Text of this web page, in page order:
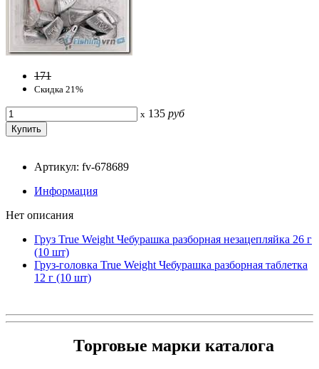
171
Скидка 21%
x 135 руб
Артикул: fv-678689
Информация
Нет описания
Груз True Weight Чебурашка разборная незацепляйка 26 г
(10 шт)
Груз-головка True Weight Чебурашка разборная таблетка
12 г (10 шт)
Торговые марки каталога